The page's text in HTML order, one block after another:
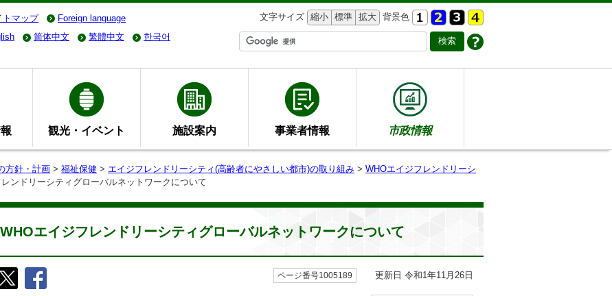
トマップ Foreign language 文字サイズ 縮小 標準 拡大 背景色
简体中文 繁體中文 한국어
観光・イベント 施設案内 事業者情報 市政情報
方針・計画 > 福祉保健 > エイジフレンドリーシティ(高齢者にやさしい都市)の取り組み > WHOエイジフレンドリーシ
ンドリーシティグローバルネットワークについて
WHOエイジフレンドリーシティグローバルネットワークについて
ページ番号1005189 更新日 令和1年11月26日